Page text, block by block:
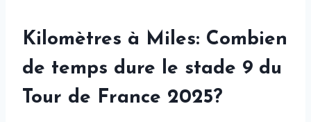
Kilomètres à Miles: Combien
de temps dure le stade 9 du
Tour de France 2025?